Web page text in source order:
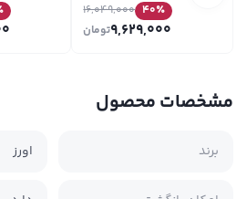
40٪ 16,049,000
9,629,000تومان
مشخصات محصول
برند اورز